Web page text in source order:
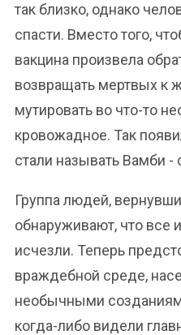
так близко, однако
спасти. Вместо того,
вакцина произвела
возвращать мертвых к
мутировать во что-то
кровожадное. Так
стали называть Вамби
Группа людей,
обнаруживают, что все
исчезли. Теперь
враждебной среде,
необычными
когда-либо видели